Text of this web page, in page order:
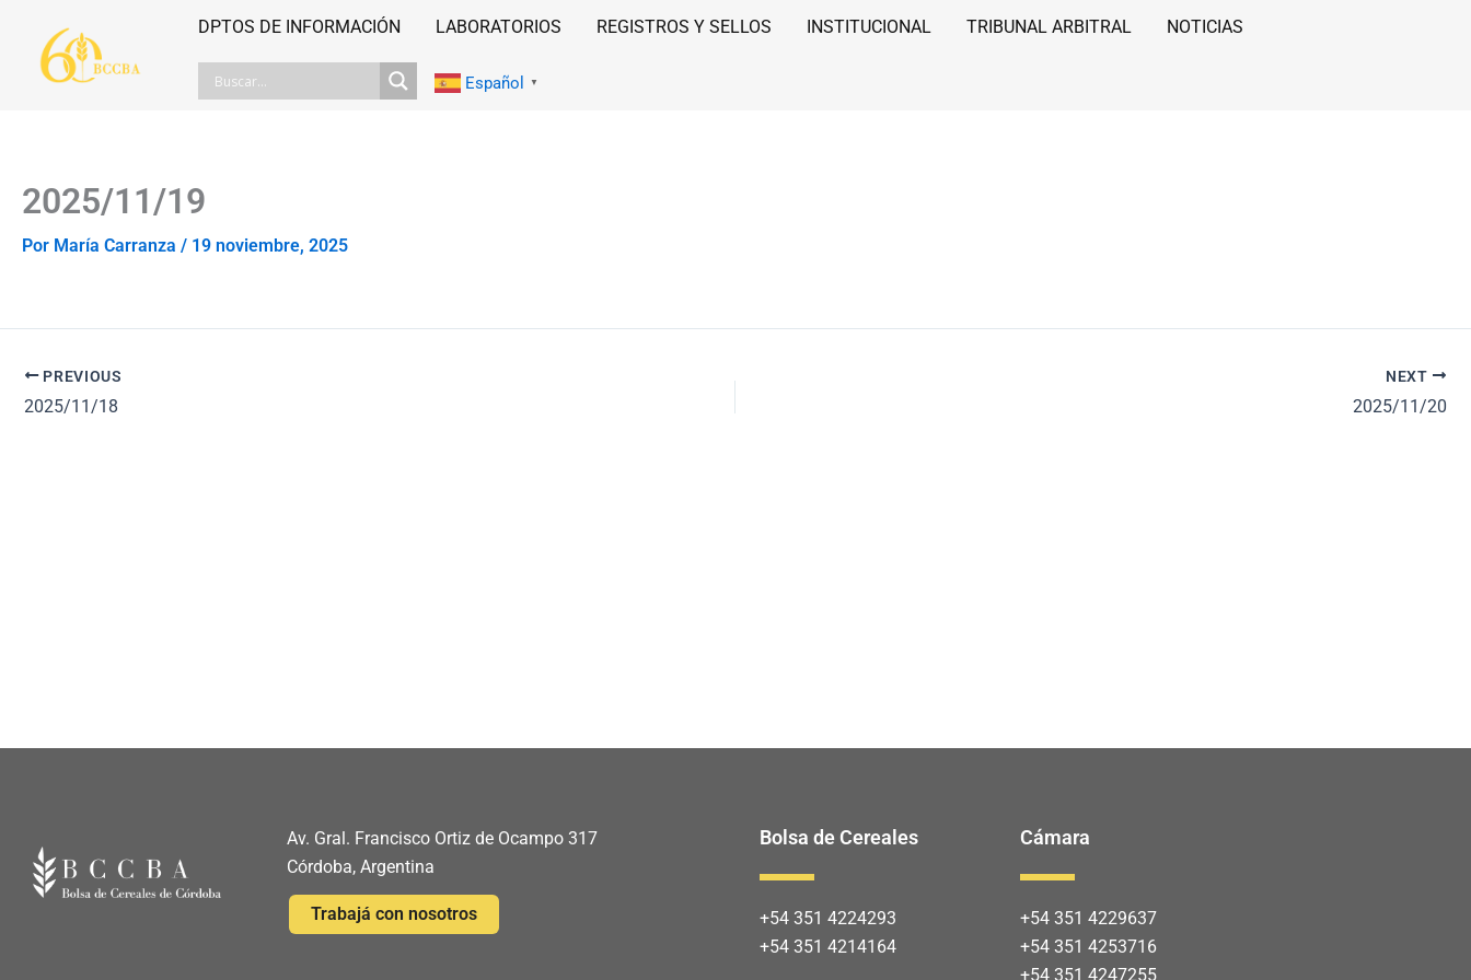
contenido
DPTOS DE INFORMACIÓN LABORATORIOS REGISTROS Y SELLOS INSTITUCIONAL TRIBUNAL ARBITRAL NOTICIAS
Español ▼
2025/11/19
Por María Carranza / 19 noviembre, 2025
PREVIOUS
2025/11/18
NEXT
2025/11/20
Av. Gral. Francisco Ortiz de Ocampo 317
Córdoba, Argentina
Trabajá con nosotros
Bolsa de Cereales
+54 351 4224293
+54 351 4214164
Cámara
+54 351 4229637
+54 351 4253716
+54 351 4247255